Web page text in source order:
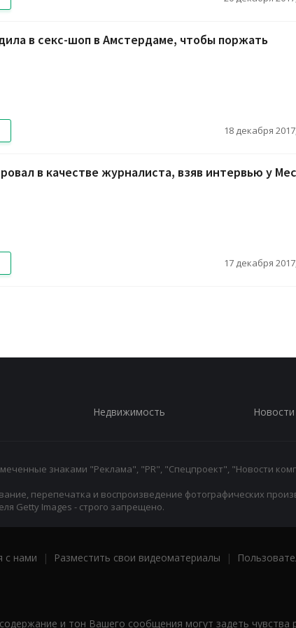
в секс-шоп в Амстердаме, чтобы поржать
18 декабря
в качестве журналиста, взяв интервью у
17 декабря
Недвижимость Новости
знаками "Реклама", "PR", "Спецпроект", "Новости
перепечатка и воспроизведение фотографических
Getty Images - строго запрещено.
с нами | Разместить свои видеоматериалы |
и тон Вашего сообщения могут задеть чувства